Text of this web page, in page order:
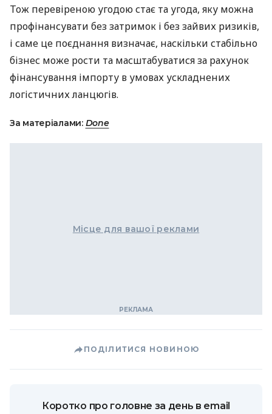
Тож перевіреною угодою стає та угода, яку можна
профінансувати без затримок і без зайвих ризиків,
і саме це поєднання визначає, наскільки стабільно
бізнес може рости та масштабуватися за рахунок
фінансування імпорту в умовах ускладнених
логістичних ланцюгів.
За матеріалами: Done
Місце для вашої реклами
ПОДІЛИТИСЯ НОВИНОЮ
Коротко про головне за день в email